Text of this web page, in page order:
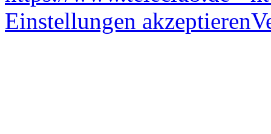
Einstellungen akzeptieren